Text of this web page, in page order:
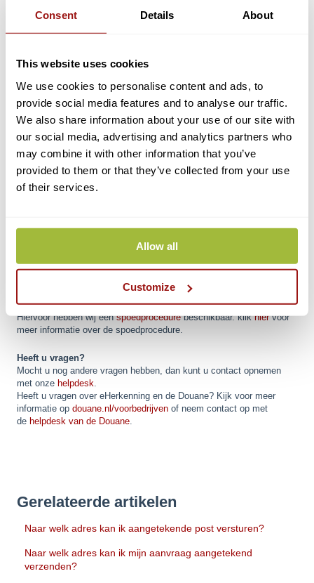
Consent Details About
This website uses cookies
We use cookies to personalise content and ads, to
provide social media features and to analyse our traffic.
We also share information about your use of our site with
our social media, advertising and analytics partners who
may combine it with other information that you’ve
provided to them or that they’ve collected from your use
of their services.
Allow all
Customize
Wilt u (in de toekomst) ook bij andere dienstverleners dan de Douane
3. Print het registratieformulier uit en laat deze ondertekenen
Nadat het online aanvraagproces is afgerond, kan de PDF versie van
aanvraagformulier dient uitgeprint en getekend te worden door de
bevoegd vertegenwoordiger(s) zoals geregistreerd bij de Kamer van
Koophandel (KvK).
244, 1500 EE Zaandam.
4. Verwerking aanvraag eHerkenning Reconi
moment bedraagt de verwerkingstijd enkele werkdagen. In bepaalde
AMP Identificatie app, of op een door u te bepalen locatie) nodig
zijn.
Deadline op komst maar nog geen eHerkenning? Geen probleem!
Hiervoor hebben wij eenspoedprocedurebeschikbaar. klikhiervoor
meer informatie over de spoedprocedure.
Heeft u vragen?
Mocht u nog andere vragen hebben, dan kunt u contact opnemen
met onze helpdesk.
Heeft u vragen over eHerkenning en de Douane? Kijk voor meer
informatie op douane.nl/voorbedrijven of neem contact op met
de helpdesk van de Douane.
Gerelateerde artikelen
Naar welk adres kan ik aangetekende post versturen?
Naar welk adres kan ik mijn aanvraag aangetekend
verzenden?